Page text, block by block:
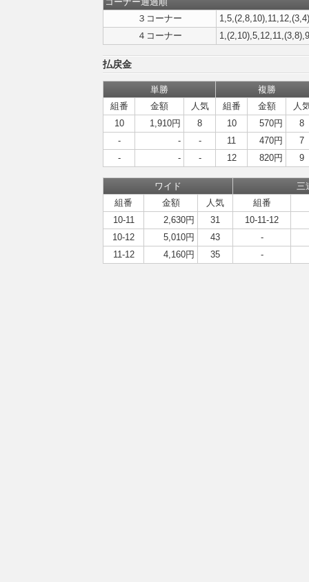
３コーナー
４コーナー
払戻金
単勝
複勝
組番
金額 人気 組番 金額
人
10
1,910円 8 10 570円
8
-
- - 11 470円
7
-
- - 12 820円 9
ワイド
三
組番
金額 人気
組番
10-11
2,630円 31
10-11-12
10-12
5,010円 43
-
11-12
4,160円 35 -